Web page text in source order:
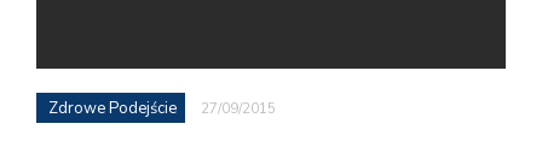
Zdrowe Podejście 27/09/2015